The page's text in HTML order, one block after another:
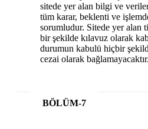
sitede yer alan bilgi ve veriler
tüm karar, beklenti ve
sorumludur. Sitede yer alan
bir şekilde kılavuz olarak
durumun kabulü hiçbir
cezai olarak bağlamayacaktır.
BÖLÜM-7